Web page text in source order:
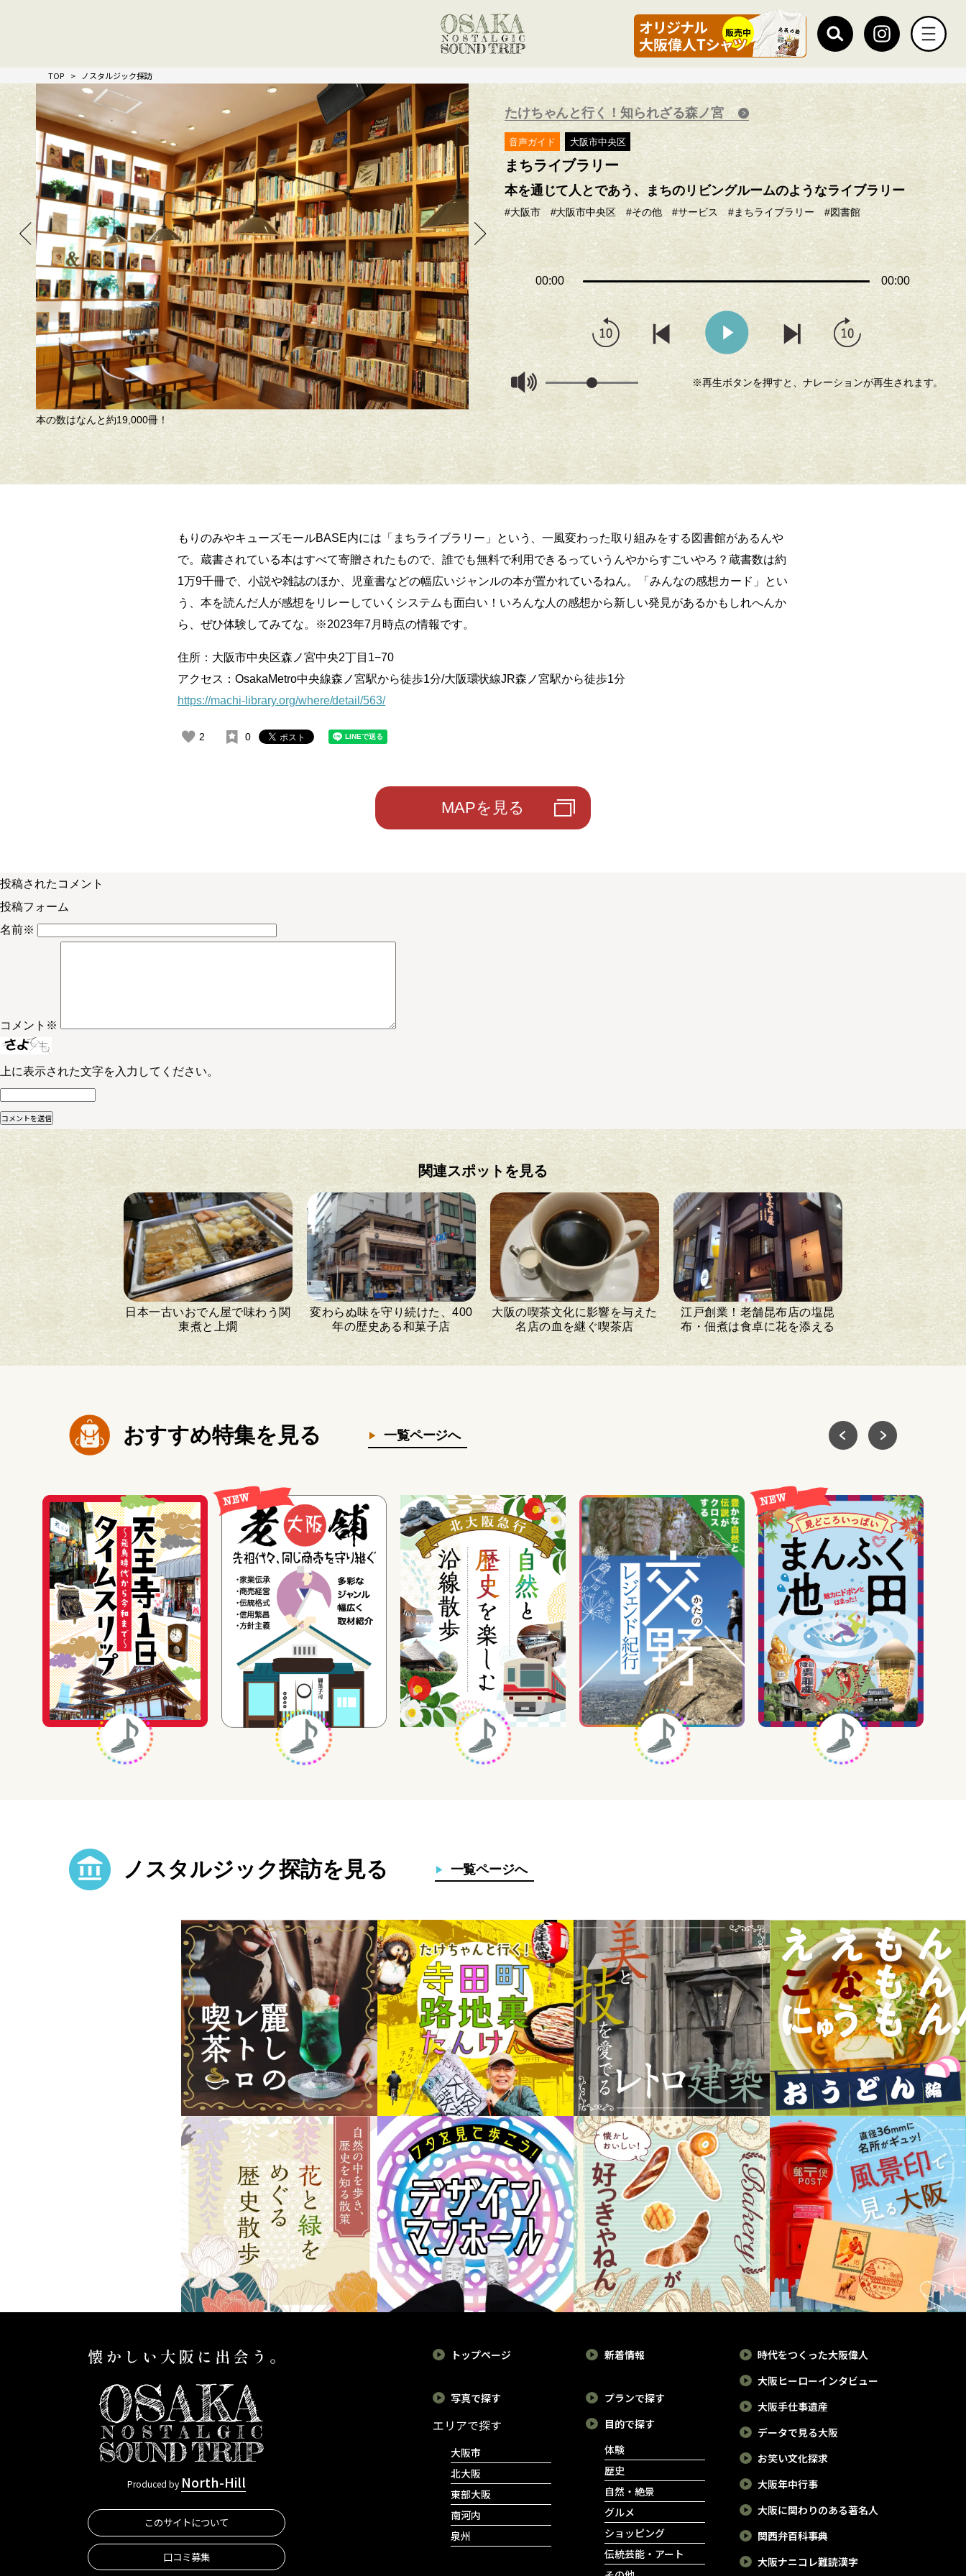
TOP ノスタルジック探訪
約19,000冊！ みんなの感想カードを読むのも楽しい 会員登録（有料）で本を貸し出し
たけちゃんと行く！知られざる森ノ宮
音声ガイド 大阪市中央区
まちライブラリー
本を通じて人とであう、まちのリビングルームのようなライブラリー
#大阪市 #大阪市中央区 #その他 #サービス #まちライブラリー #図書館
00:00 00:00
※再生ボタンを押すと、ナレーションが再生されます。
もりのみやキューズモールBASE内には「まちライブラリー」という、一風変わった取り組みをする図書館があるんや
で。蔵書されている本はすべて寄贈されたもので、誰でも無料で利用できるっていうんやからすごいやろ？蔵書数は約
1万9千冊で、小説や雑誌のほか、児童書などの幅広いジャンルの本が置かれているねん。「みんなの感想カード」とい
う、本を読んだ人が感想をリレーしていくシステムも面白い！いろんな人の感想から新しい発見があるかもしれへんか
ら、ぜひ体験してみてな。※2023年7月時点の情報です。
住所：大阪市中央区森ノ宮中央2丁目1−70
アクセス：OsakaMetro中央線森ノ宮駅から徒歩1分/大阪環状線JR森ノ宮駅から徒歩1分
https://machi-library.org/where/detail/563/
2 0
MAPを見る
投稿されたコメント
投稿フォーム
名前※
コメント ※
上に表示された文字を入力してください。
関連スポットを見る
日本一古いおでん屋で味わう関
東煮と上燗
変わらぬ味を守り続けた、400
年の歴史ある和菓子店
大阪の喫茶文化に影響を与えた
名店の血を継ぐ喫茶店
江戸創業！老舗昆布店の塩昆
布・佃煮は食卓に花を添える
おすすめ特集を見る 一覧ページへ
ノスタルジック探訪を見る 一覧ページへ
Produced by North-Hill
このサイトについて
口コミ募集
トップページ
写真で探す
エリアで探す
大阪市
北大阪
東部大阪
南河内
泉州
新着情報
プランで探す
目的で探す
体験
歴史
自然・絶景
グルメ
ショッピング
伝統芸能・アート
時代をつくった大阪偉人
大阪ヒーローインタビュー
大阪手仕事遺産
データで見る大阪
お笑い文化探求
大阪年中行事
大阪に関わりのある著名人
関西弁百科事典
大阪ナニコレ難読漢字